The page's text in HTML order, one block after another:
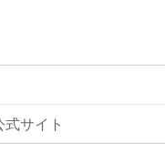
式サイト